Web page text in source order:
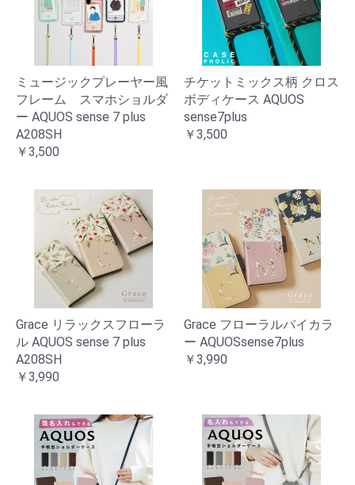
ミュージックプレーヤー風
フレーム スマホショルダ
ー AQUOS sense 7 plus
A208SH
￥3,500
チケットミックス柄 クロス
ボディケース AQUOS
sense7plus
￥3,500
Grace リラックスフローラ
ル AQUOS sense 7 plus
A208SH
￥3,990
Grace フローラルバイカラ
ー AQUOSsense7plus
￥3,990